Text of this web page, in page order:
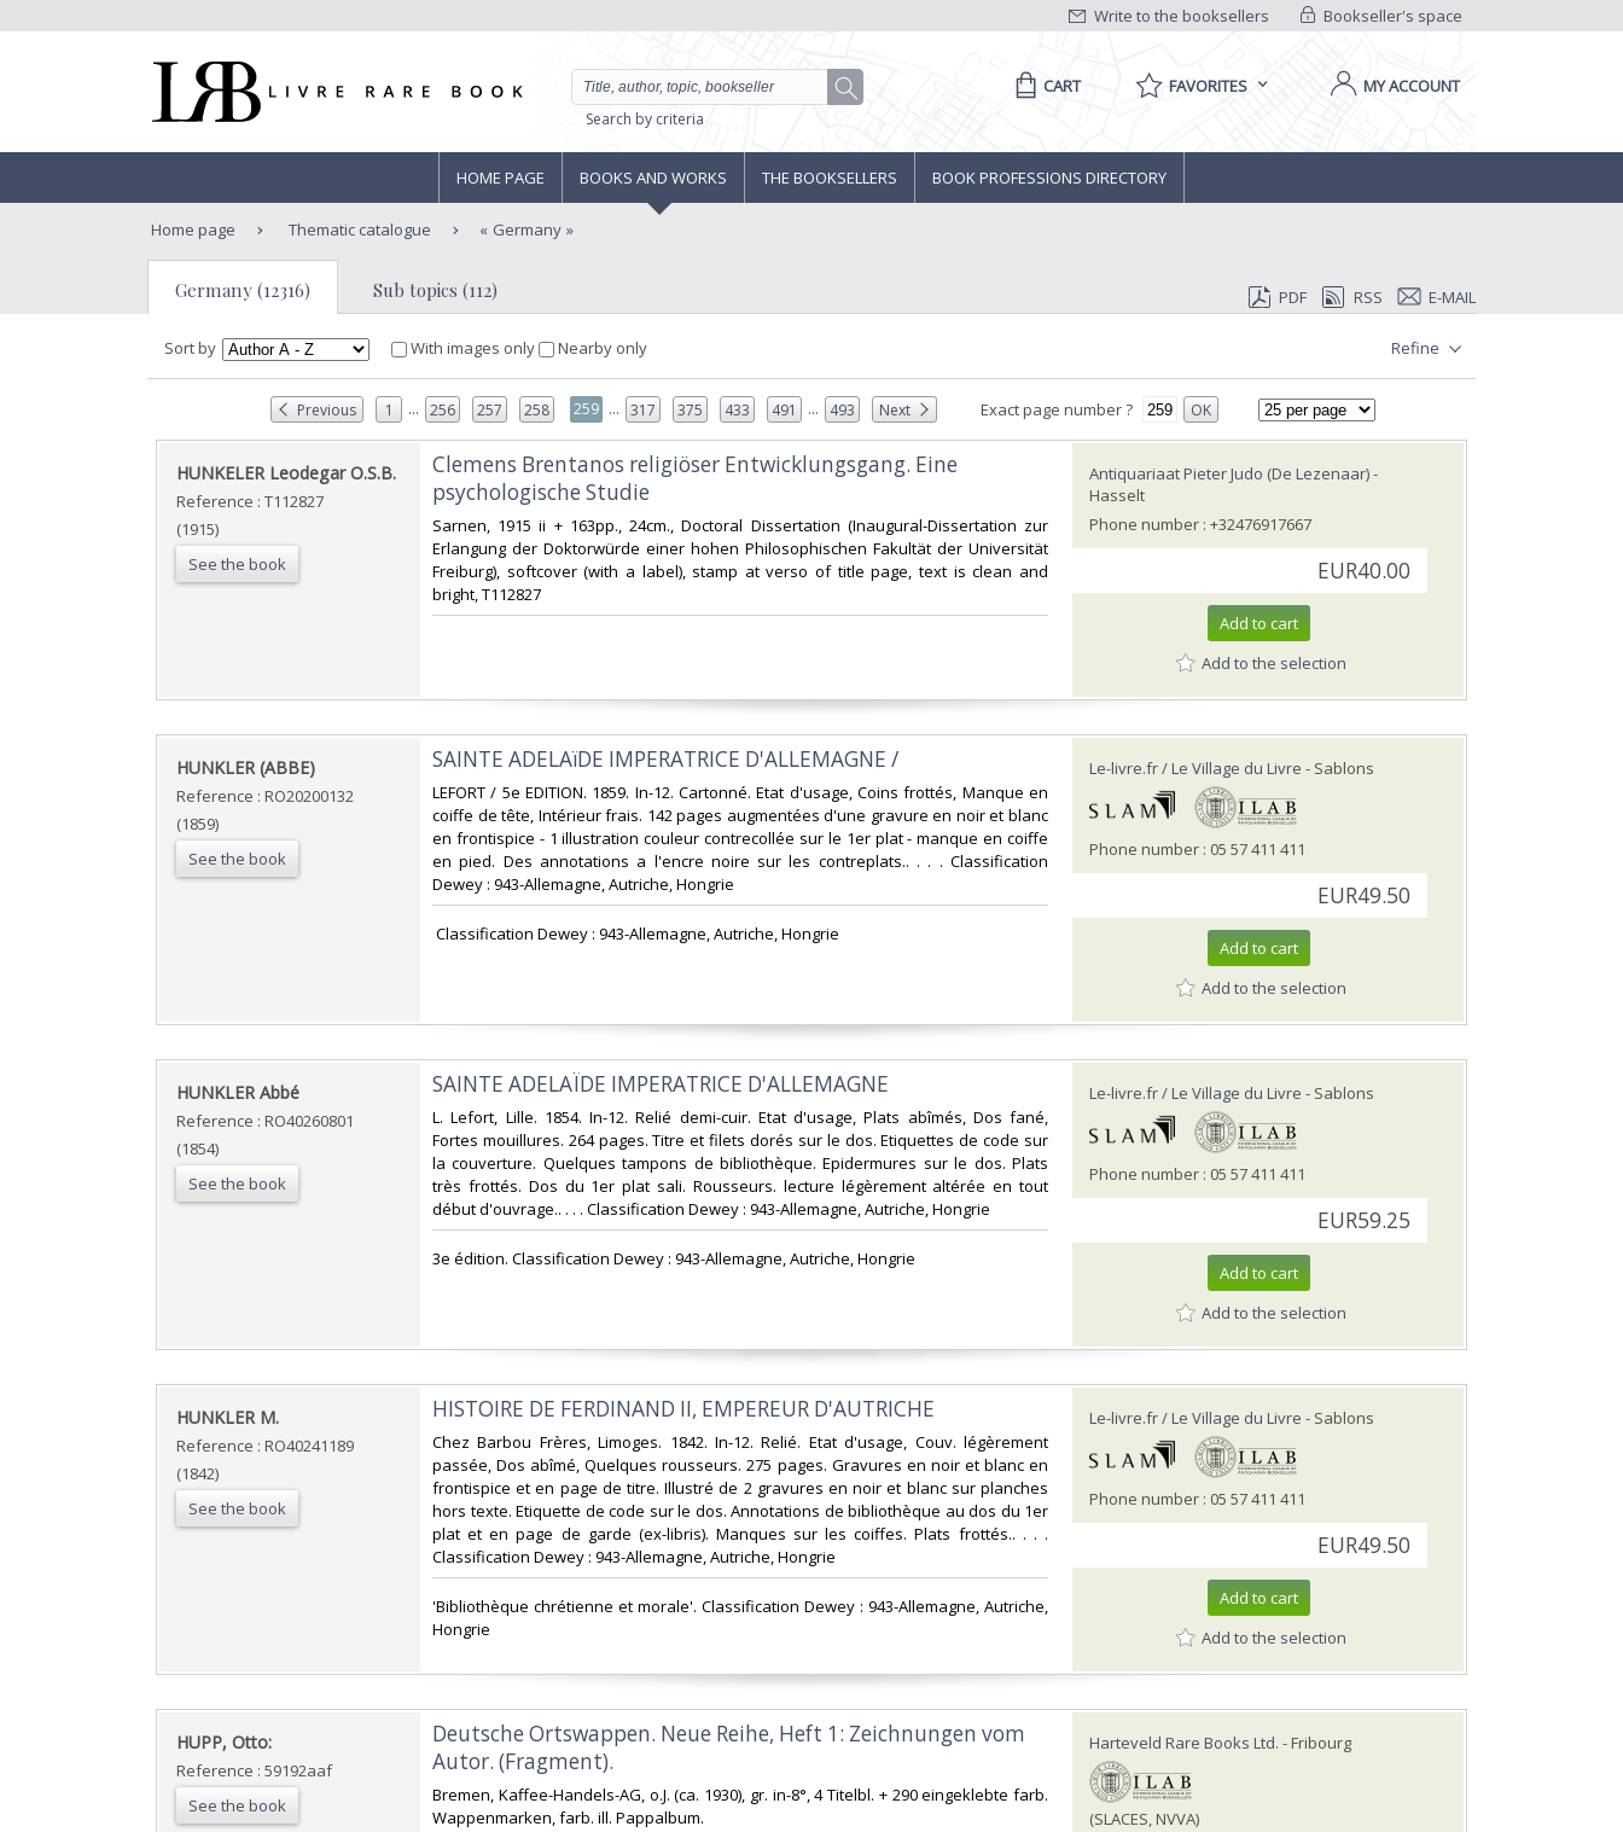
Bookseller's space
Write to the booksellers
Search by criteria
CART FAVORITES MY ACCOUNT
HOME PAGE BOOKS AND WORKS THE BOOKSELLERS BOOK PROFESSIONS DIRECTORY
Home page Thematic catalogue Germany
Germany (12316) Sub topics (112) PDF RSS E-MAIL
Sort by With images only Nearby only Refine
Previous 1 ... 256 257 258 259 ... 317 375 433 491 ... 493 Next Exact page number ? OK
‎HUNKELER Leodegar O.S.B.‎
Reference : T112827
(1915)
See the book
‎Clemens Brentanos religiöser Entwicklungsgang. Eine
psychologische Studie‎
‎Sarnen, 1915 ii + 163pp., 24cm., Doctoral Dissertation (Inaugural-Dissertation zur
Erlangung der Doktorwürde einer hohen Philosophischen Fakultät der Universität
Freiburg), softcover (with a label), stamp at verso of title page, text is clean and
bright, T112827‎
Antiquariaat Pieter Judo (De Lezenaar)-
Hasselt
Phone number : +32476917667
EUR40.00
Add to cart
Add to the selection
‎HUNKLER (ABBE)‎
Reference : RO20200132
(1859)
See the book
‎SAINTE ADELAïDE IMPERATRICE D'ALLEMAGNE /‎
‎LEFORT / 5e EDITION. 1859. In-12. Cartonné. Etat d'usage, Coins frottés, Manque en
coiffe de tête, Intérieur frais. 142 pages augmentées d'une gravure en noir et blanc
en frontispice - 1 illustration couleur contrecollée sur le 1er plat - manque en coiffe
en pied. Des annotations a l'encre noire sur les contreplats.. . . . Classification
Dewey : 943-Allemagne, Autriche, Hongrie‎
‎ Classification Dewey : 943-Allemagne, Autriche, Hongrie‎
Le-livre.fr / Le Village du Livre - Sablons
Phone number : 05 57 411 411
EUR49.50
Add to cart
Add to the selection
‎HUNKLER Abbé‎
Reference : RO40260801
(1854)
See the book
‎SAINTE ADELAÏDE IMPERATRICE D'ALLEMAGNE‎
‎L. Lefort, Lille. 1854. In-12. Relié demi-cuir. Etat d'usage, Plats abîmés, Dos fané,
Fortes mouillures. 264 pages. Titre et filets dorés sur le dos. Etiquettes de code sur
la couverture. Quelques tampons de bibliothèque. Epidermures sur le dos. Plats
très frottés. Dos du 1er plat sali. Rousseurs. lecture légèrement altérée en tout
début d'ouvrage.. . . . Classification Dewey : 943-Allemagne, Autriche, Hongrie‎
‎3e édition. Classification Dewey : 943-Allemagne, Autriche, Hongrie‎
Le-livre.fr / Le Village du Livre - Sablons
Phone number : 05 57 411 411
EUR59.25
Add to cart
Add to the selection
‎HUNKLER M.‎
Reference : RO40241189
(1842)
See the book
‎HISTOIRE DE FERDINAND II, EMPEREUR D'AUTRICHE‎
‎Chez Barbou Frères, Limoges. 1842. In-12. Relié. Etat d'usage, Couv. légèrement
passée, Dos abîmé, Quelques rousseurs. 275 pages. Gravures en noir et blanc en
frontispice et en page de titre. Illustré de 2 gravures en noir et blanc sur planches
hors texte. Etiquette de code sur le dos. Annotations de bibliothèque au dos du 1er
plat et en page de garde (ex-libris). Manques sur les coiffes. Plats frottés.. . . .
Classification Dewey : 943-Allemagne, Autriche, Hongrie‎
‎'Bibliothèque chrétienne et morale'. Classification Dewey : 943-Allemagne, Autriche,
Hongrie‎
Le-livre.fr / Le Village du Livre - Sablons
Phone number : 05 57 411 411
EUR49.50
Add to cart
Add to the selection
‎HUPP, Otto:‎
Reference : 59192aaf
See the book
‎Deutsche Ortswappen. Neue Reihe, Heft 1: Zeichnungen vom
Autor. (Fragment).‎
‎Bremen, Kaffee-Handels-AG, o.J. (ca. 1930), gr. in-8°, 4 Titelbl. + 290 eingeklebte farb.
Wappenmarken, farb. ill. Pappalbum.‎
Harteveld Rare Books Ltd. - Fribourg
(SLACES, NVVA)